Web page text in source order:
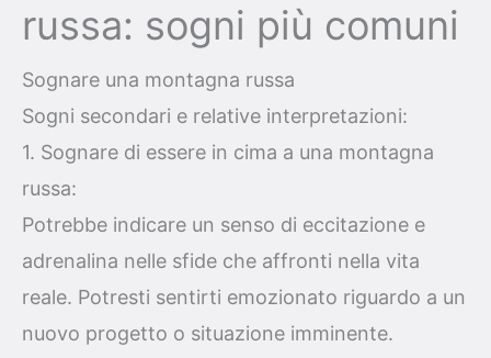
russa: sogni più comuni
Sognare una montagna russa
Sogni secondari e relative interpretazioni:
1. Sognare di essere in cima a una montagna
russa:
Potrebbe indicare un senso di eccitazione e
adrenalina nelle sfide che affronti nella vita
reale. Potresti sentirti emozionato riguardo a un
nuovo progetto o situazione imminente.